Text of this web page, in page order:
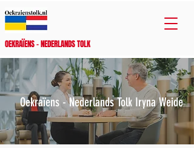
OEKRAÏENS - NEDERLANDS TOLK
Oekraïens - Nederlands Tolk Iryna Weide